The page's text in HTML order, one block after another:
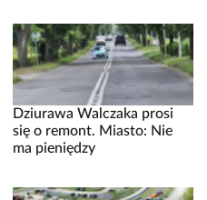
Dziurawa Walczaka prosi
się o remont. Miasto: Nie
ma pieniędzy